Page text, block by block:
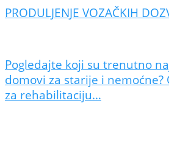
PRODULJENJE VOZAČKIH
Pogledajte koji su trenutno
domovi za starije i nemoćne?
za rehabilitaciju…